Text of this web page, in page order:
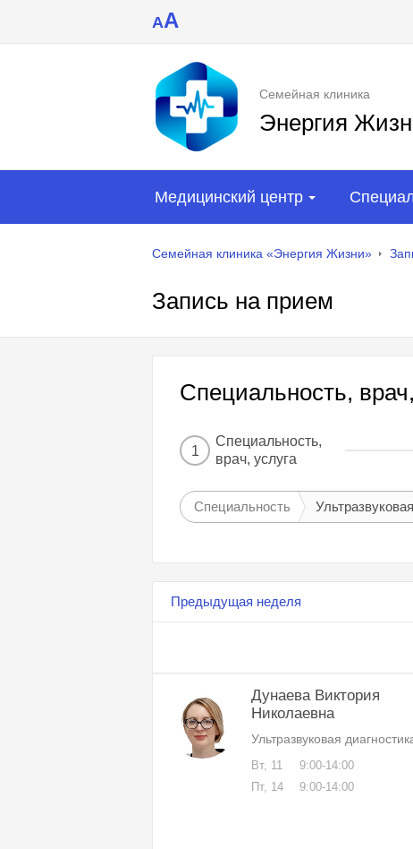
AA
Семейная клиника
Энергия
Медицинский центр
Семейная клиника «Энергия Жизни»
Запись на прием
Специальность,
1
Специальность,
врач, услуга
Специальность
Предыдущая неделя
Дунаева Виктория
Николаевна
Ультразвуковая
Вт, 11
9:00-14:00
Пт, 14
9:00-14:00